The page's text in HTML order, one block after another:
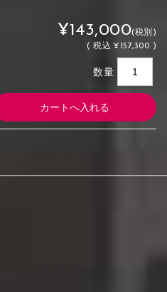
¥143,000(税別)
(税込 ¥157,300 )
数量